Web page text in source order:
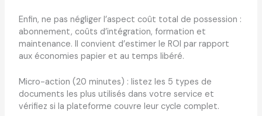
Enfin, ne pas négliger l’aspect coût total de possession :
abonnement, coûts d’intégration, formation et
maintenance. Il convient d’estimer le ROI par rapport
aux économies papier et au temps libéré.
Micro-action (20 minutes) : listez les 5 types de
documents les plus utilisés dans votre service et
vérifiez si la plateforme couvre leur cycle complet.